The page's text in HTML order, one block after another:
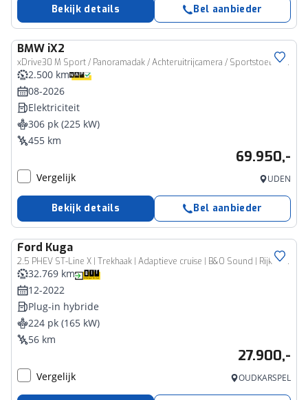
Bekijk details Bel aanbieder
BMW iX2
xDrive30 M Sport / Panoramadak / Achteruitrijcamera / Sportstoelen / Adaptieve LED / Comfort Access / M Adaptief onderstel
2.500 km
08-2026
Elektriciteit
306 pk (225 kW)
455 km
69.950,-
Vergelijk UDEN
Bekijk details Bel aanbieder
Ford Kuga
2.5 PHEV ST-Line X | Trekhaak | Adaptieve cruise | B&O Sound | Rijklaarprijs - incl.garantie
32.769 km
12-2022
Plug-in hybride
224 pk (165 kW)
56 km
27.900,-
Vergelijk OUDKARSPEL